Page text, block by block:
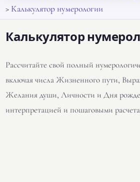
> Калькулятор нумерологии
Калькулятор
Рассчитайте свой полный
включая числа Жизненного пути,
Желания души, Личности и Дня
интерпретацией и пошаговыми